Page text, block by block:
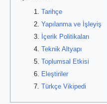
Tarihçe
Yapılanma ve İşleyiş
İçerik Politikaları
Teknik Altyapı
Toplumsal Etkisi
Eleştiriler
Türkçe Vikipedi